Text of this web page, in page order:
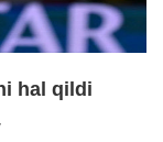
hal qildi